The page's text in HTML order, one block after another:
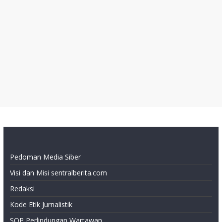
Pedoman Media Siber
Visi dan Misi sentralberita.com
Redaksi
Kode Etik Jurnalistik
SOP Perlindungan Wartawan